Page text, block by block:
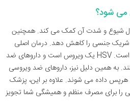
می شود؟
شیوع و شدت آن کمک می کند. همچنین
شریک جنسی را کاهش دهد. درمان اصلی
تبخال مقعدی درمان ضد ویروسی است. HSV یک ویروس است و داروهای ضد
به همین دلیل نیز، داروهای ضد ویروسی
هرپس داده می شوند. علاوه بر این، پزشک
برای مصرف منظم و همیشگی شما تجویز